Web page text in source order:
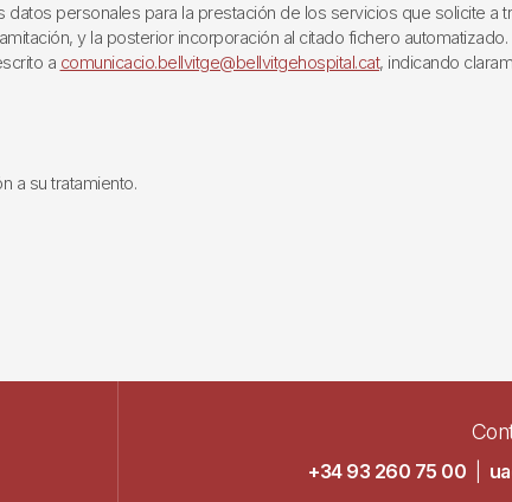
personales para la prestación de los servicios que solicite a
y la posterior incorporación al citado fichero
a comunicacio.bellvitge@bellvitgehospital.cat, indicando
a su tratamiento.
+34 93 260 75 00